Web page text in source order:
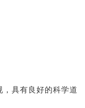
，具有良好的科学道